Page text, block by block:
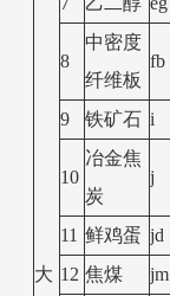
大
8
中密度
纤维板
fb
9 铁矿石 i
10
冶金焦
炭
j
11 鲜鸡蛋 jd
12 焦煤 jm